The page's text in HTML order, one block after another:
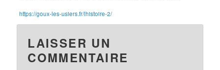
https://goux-les-usiers.fr/lhistoire-2/
LAISSER UN
COMMENTAIRE